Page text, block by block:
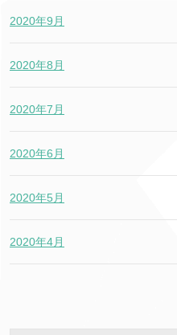
2020年9月
2020年8月
2020年7月
2020年6月
2020年5月
2020年4月